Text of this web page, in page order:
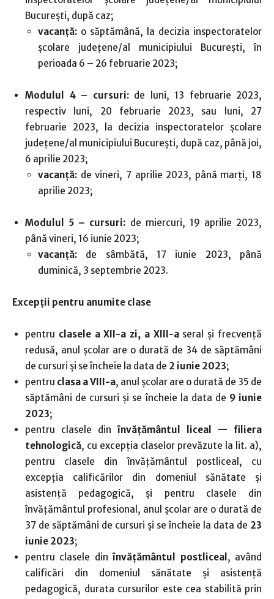
București, după caz;
vacanță: o săptămână, la decizia inspectoratelor
școlare județene/al municipiului București, în
perioada 6 – 26 februarie 2023;
Modulul 4 – cursuri: de luni, 13 februarie 2023,
respectiv luni, 20 februarie 2023, sau luni, 27
februarie 2023, la decizia inspectoratelor școlare
județene/al municipiului București, după caz, până joi,
6 aprilie 2023;
vacanță: de vineri, 7 aprilie 2023, până marți, 18
aprilie 2023;
Modulul 5 – cursuri: de miercuri, 19 aprilie 2023,
până vineri, 16 iunie 2023;
vacanță: de sâmbătă, 17 iunie 2023, până
duminică, 3 septembrie 2023.
Excepții pentru anumite clase
pentru clasele a XII-a zi, a XIII-aseral și frecvență
redusă, anul școlar are o durată de 34 de săptămâni
de cursuri și se încheie la data de 2 iunie 2023;
pentru clasa a VIII-a, anul școlar are o durată de 35 de
săptămâni de cursuri și se încheie la data de 9 iunie
2023;
pentru clasele dinînvățământul liceal — filiera
tehnologică, cu excepția claselor prevăzute la lit. a),
pentru clasele din învățământul postliceal, cu
excepția calificărilor din domeniul sănătate și
asistență pedagogică, și pentru clasele din
învățământul profesional, anul școlar are o durată de
37 de săptămâni de cursuri și se încheie la data de 23
iunie 2023;
pentru clasele dinînvățământul postliceal , având
calificări din domeniul sănătate și asistență
pedagogică, durata cursurilor este cea stabilită prin